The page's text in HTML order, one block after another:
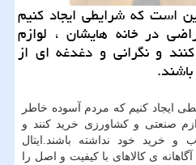
است كه شرایطی ایجاد كنیم
در خانه هایشان ، لوازم
و نگرانی و دغدغه ای از
ایجاد كنیم كه مردم آسوده خاطر
صنعتی و کشاورزی خرید كنند و
و خرید خود نداشته باشند.ایتال
ی كالاهای با كیفیت و اصل را